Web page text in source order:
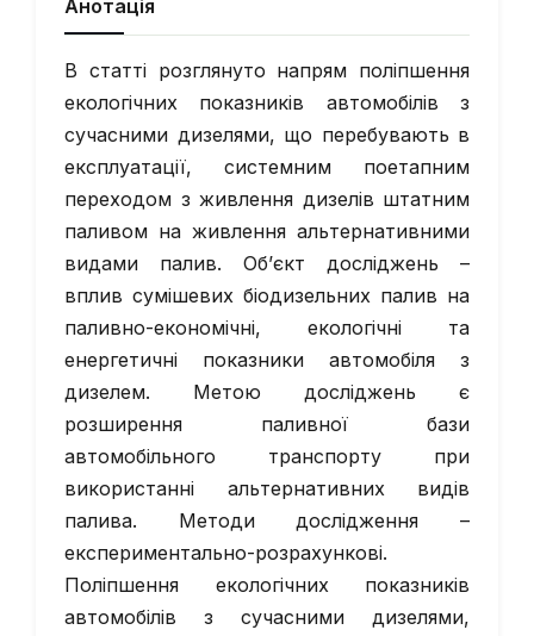
Анотація
В статті розглянуто напрям поліпшення
екологічних показників автомобілів з
сучасними дизелями, що перебувають в
експлуатації, системним поетапним
переходом з живлення дизелів штатним
паливом на живлення альтернативними
видами палив. Об’єкт досліджень –
вплив сумішевих біодизельних палив на
паливно-економічні, екологічні та
енергетичні показники автомобіля з
дизелем. Метою досліджень є
розширення паливної бази
автомобільного транспорту при
використанні альтернативних видів
палива. Методи дослідження –
експериментально-розрахункові.
Поліпшення екологічних показників
автомобілів з сучасними дизелями,